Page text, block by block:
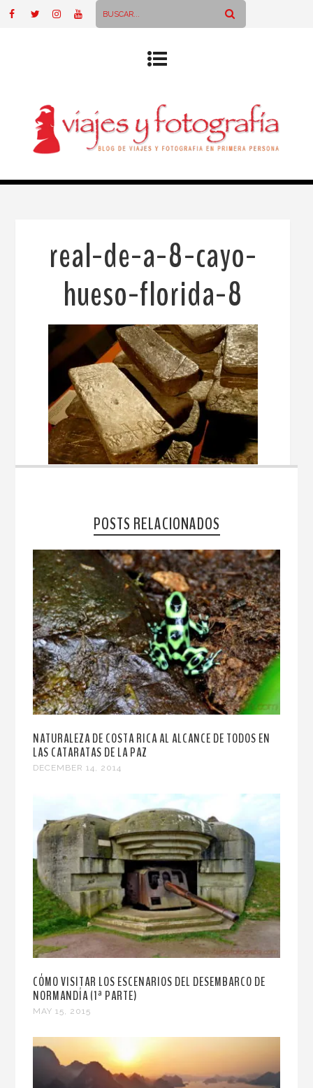
real-de-a-8-cayo-
hueso-florida-8
POSTS RELACIONADOS
NATURALEZA DE COSTA RICA AL ALCANCE DE TODOS EN
LAS CATARATAS DE LA PAZ
DECEMBER 14, 2014
CÓMO VISITAR LOS ESCENARIOS DEL DESEMBARCO DE
NORMANDÍA (1ª PARTE)
MAY 15, 2015